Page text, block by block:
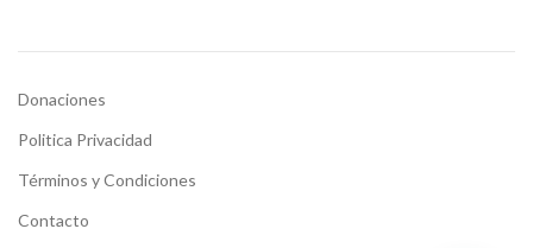
Donaciones
Politica Privacidad
Términos y Condiciones
Contacto